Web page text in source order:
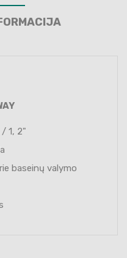
1, 2"
baseinų valymo